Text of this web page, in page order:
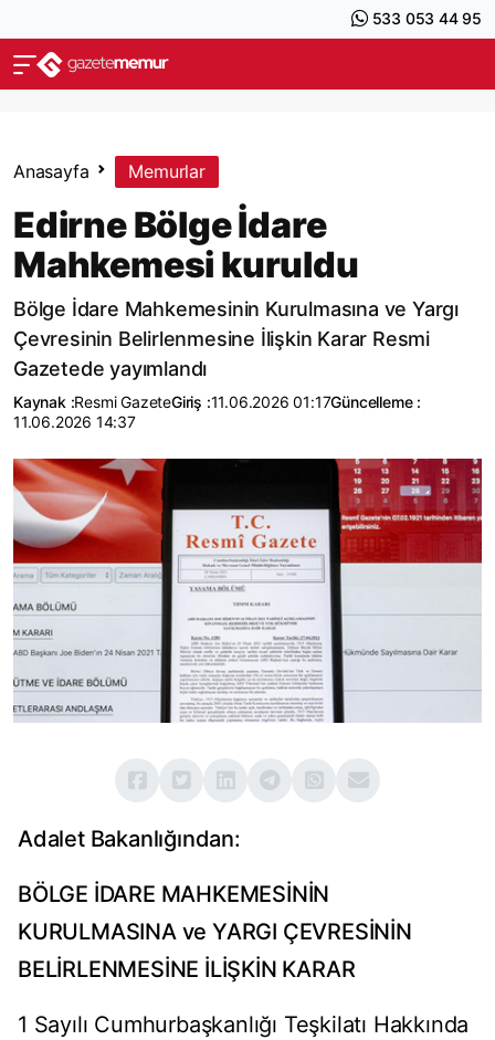
533 053 44 95
Anasayfa Memurlar
Edirne Bölge İdare
Mahkemesi kuruldu
Bölge İdare Mahkemesinin Kurulmasına ve Yargı
Çevresinin Belirlenmesine İlişkin Karar Resmi
Gazetede yayımlandı
Kaynak :Resmi GazeteGiriş :11.06.2026 01:17Güncelleme :
11.06.2026 14:37
Adalet Bakanlığından:
BÖLGE İDARE MAHKEMESİNİN
KURULMASINA ve YARGI ÇEVRESİNİN
BELİRLENMESİNE İLİŞKİN KARAR
1 Sayılı Cumhurbaşkanlığı Teşkilatı Hakkında